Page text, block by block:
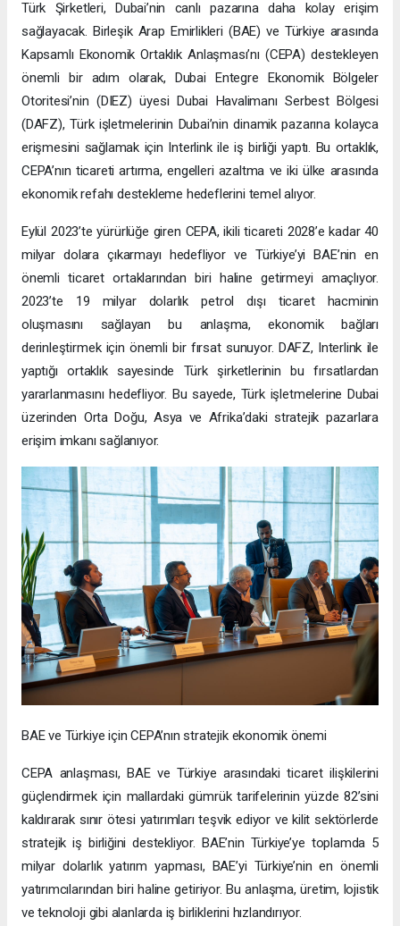
Türk Şirketleri, Dubai’nin canlı pazarına daha kolay erişim
sağlayacak. Birleşik Arap Emirlikleri (BAE) ve Türkiye arasında
Kapsamlı Ekonomik Ortaklık Anlaşması’nı (CEPA) destekleyen
önemli bir adım olarak, Dubai Entegre Ekonomik Bölgeler
Otoritesi’nin (DIEZ) üyesi Dubai Havalimanı Serbest Bölgesi
(DAFZ), Türk işletmelerinin Dubai’nin dinamik pazarına kolayca
erişmesini sağlamak için Interlink ile iş birliği yaptı. Bu ortaklık,
CEPA’nın ticareti artırma, engelleri azaltma ve iki ülke arasında
ekonomik refahı destekleme hedeflerini temel alıyor.
Eylül 2023’te yürürlüğe giren CEPA, ikili ticareti 2028’e kadar 40
milyar dolara çıkarmayı hedefliyor ve Türkiye’yi BAE’nin en
önemli ticaret ortaklarından biri haline getirmeyi amaçlıyor.
2023’te 19 milyar dolarlık petrol dışı ticaret hacminin
oluşmasını sağlayan bu anlaşma, ekonomik bağları
derinleştirmek için önemli bir fırsat sunuyor. DAFZ, Interlink ile
yaptığı ortaklık sayesinde Türk şirketlerinin bu fırsatlardan
yararlanmasını hedefliyor. Bu sayede, Türk işletmelerine Dubai
üzerinden Orta Doğu, Asya ve Afrika’daki stratejik pazarlara
erişim imkanı sağlanıyor.
BAE ve Türkiye için CEPA’nın stratejik ekonomik önemi
CEPA anlaşması, BAE ve Türkiye arasındaki ticaret ilişkilerini
güçlendirmek için mallardaki gümrük tarifelerinin yüzde 82’sini
kaldırarak sınır ötesi yatırımları teşvik ediyor ve kilit sektörlerde
stratejik iş birliğini destekliyor. BAE’nin Türkiye’ye toplamda 5
milyar dolarlık yatırım yapması, BAE’yi Türkiye’nin en önemli
yatırımcılarından biri haline getiriyor. Bu anlaşma, üretim, lojistik
ve teknoloji gibi alanlarda iş birliklerini hızlandırıyor.